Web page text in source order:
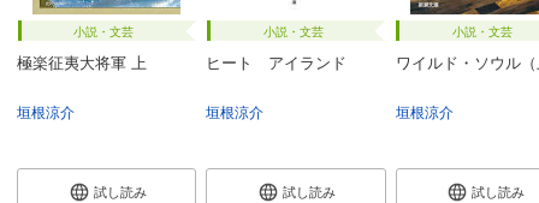
小説・文芸
極楽征夷大将軍 上
垣根涼介
試し読み
小説・文芸
ヒート アイランド
垣根涼介
試し読み
小説・文芸
ワイルド・ソウル
垣根涼介
試し読み